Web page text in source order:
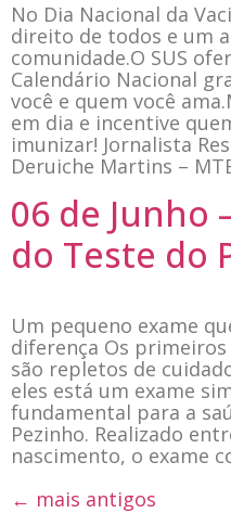
No Dia Nacional da
direito de todos e um
comunidade.O SUS
Calendário Nacional
você e quem você
em dia e incentive
imunizar! Jornalista
Deruiche Martins –
06 de Junho
do Teste do
Um pequeno exame
diferença Os
são repletos de
eles está um exame
fundamental para a
Pezinho. Realizado
nascimento, o exame
← mais antigos